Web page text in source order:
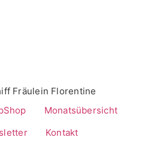
Fräulein Florentine
Monatsübersicht
Kontakt